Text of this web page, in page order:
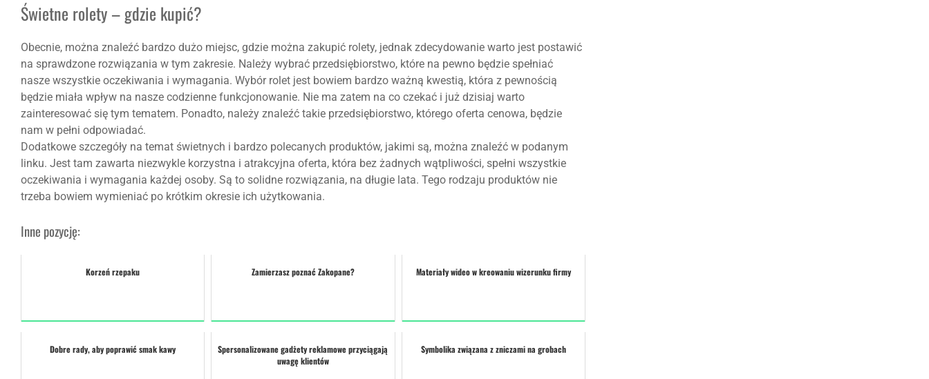
Świetne rolety – gdzie kupić?
Obecnie, można znaleźć bardzo dużo miejsc, gdzie można zakupić rolety, jednak zdecydowanie warto jest postawić
na sprawdzone rozwiązania w tym zakresie. Należy wybrać przedsiębiorstwo, które na pewno będzie spełniać
nasze wszystkie oczekiwania i wymagania. Wybór rolet jest bowiem bardzo ważną kwestią, która z pewnością
będzie miała wpływ na nasze codzienne funkcjonowanie. Nie ma zatem na co czekać i już dzisiaj warto
zainteresować się tym tematem. Ponadto, należy znaleźć takie przedsiębiorstwo, którego oferta cenowa, będzie
nam w pełni odpowiadać.
Dodatkowe szczegóły na temat świetnych i bardzo polecanych produktów, jakimi są, można znaleźć w podanym
linku. Jest tam zawarta niezwykle korzystna i atrakcyjna oferta, która bez żadnych wątpliwości, spełni wszystkie
oczekiwania i wymagania każdej osoby. Są to solidne rozwiązania, na długie lata. Tego rodzaju produktów nie
trzeba bowiem wymieniać po krótkim okresie ich użytkowania.
Inne pozycję:
Korzeń rzepaku Zamierzasz poznać Zakopane? Materiały wideo w kreowaniu wizerunku firmy
Dobre rady, aby poprawić smak kawy
Spersonalizowane gadżety reklamowe przyciągają
uwagę klientów
Symbolika związana z zniczami na grobach